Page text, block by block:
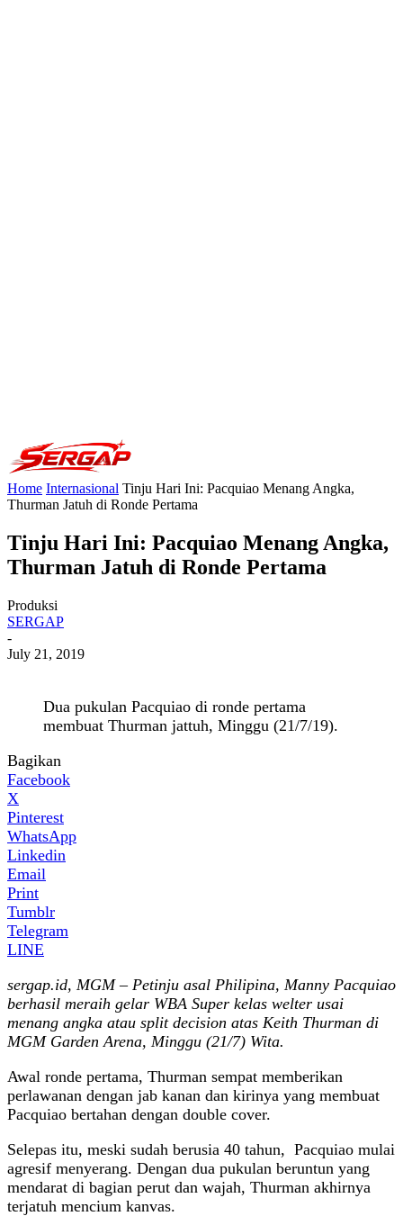
Home Internasional Tinju Hari Ini: Pacquiao Menang Angka,
Thurman Jatuh di Ronde Pertama
Tinju Hari Ini: Pacquiao Menang Angka,
Thurman Jatuh di Ronde Pertama
Produksi
SERGAP
-
July 21, 2019
Dua pukulan Pacquiao di ronde pertama
membuat Thurman jattuh, Minggu (21/7/19).
Bagikan
Facebook
X
Pinterest
WhatsApp
Linkedin
Email
Print
Tumblr
Telegram
LINE
sergap.id, MGM – Petinju asal Philipina, Manny Pacquiao
berhasil meraih gelar WBA Super kelas welter usai
menang angka atau split decision atas Keith Thurman di
MGM Garden Arena, Minggu (21/7) Wita.
Awal ronde pertama, Thurman sempat memberikan
perlawanan dengan jab kanan dan kirinya yang membuat
Pacquiao bertahan dengan double cover.
Selepas itu, meski sudah berusia 40 tahun, Pacquiao mulai
agresif menyerang. Dengan dua pukulan beruntun yang
mendarat di bagian perut dan wajah, Thurman akhirnya
terjatuh mencium kanvas.